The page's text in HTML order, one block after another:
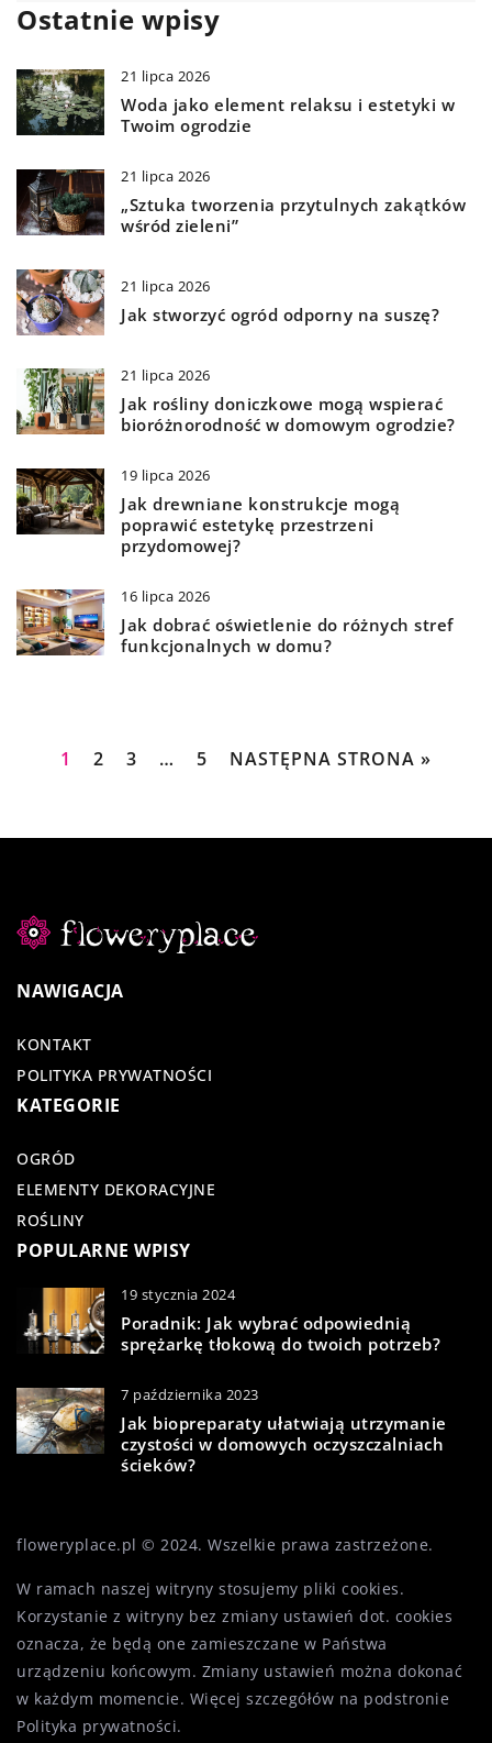
Ostatnie wpisy
21 lipca 2026
Woda jako element relaksu i estetyki w
Twoim ogrodzie
21 lipca 2026
„Sztuka tworzenia przytulnych zakątków
wśród zieleni”
21 lipca 2026
Jak stworzyć ogród odporny na suszę?
21 lipca 2026
Jak rośliny doniczkowe mogą wspierać
bioróżnorodność w domowym ogrodzie?
19 lipca 2026
Jak drewniane konstrukcje mogą
poprawić estetykę przestrzeni
przydomowej?
16 lipca 2026
Jak dobrać oświetlenie do różnych stref
funkcjonalnych w domu?
1 2 3 … 5 NASTĘPNA STRONA »
NAWIGACJA
KONTAKT
POLITYKA PRYWATNOŚCI
KATEGORIE
OGRÓD
ELEMENTY DEKORACYJNE
ROŚLINY
POPULARNE WPISY
19 stycznia 2024
Poradnik: Jak wybrać odpowiednią
sprężarkę tłokową do twoich potrzeb?
7 października 2023
Jak biopreparaty ułatwiają utrzymanie
czystości w domowych oczyszczalniach
ścieków?
floweryplace.pl © 2024. Wszelkie prawa zastrzeżone.
W ramach naszej witryny stosujemy pliki cookies.
Korzystanie z witryny bez zmiany ustawień dot. cookies
oznacza, że będą one zamieszczane w Państwa
urządzeniu końcowym. Zmiany ustawień można dokonać
w każdym momencie. Więcej szczegółów na podstronie
Polityka prywatności.